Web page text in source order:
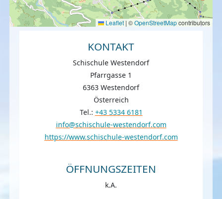
Leaflet | ©OpenStreetMapcontributors
KONTAKT
Schischule Westendorf
Pfarrgasse 1
6363 Westendorf
Österreich
Tel.: +43 5334 6181
info@schischule-westendorf.com
https://www.schischule-westendorf.com
ÖFFNUNGSZEITEN
k.A.